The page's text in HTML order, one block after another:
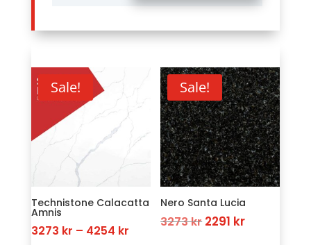
Sale!
Technistone Calacatta
Amnis
3273 kr – 4254 krPrice
Sale!
Nero Santa Lucia
3273kr Original
2291 krCurrent